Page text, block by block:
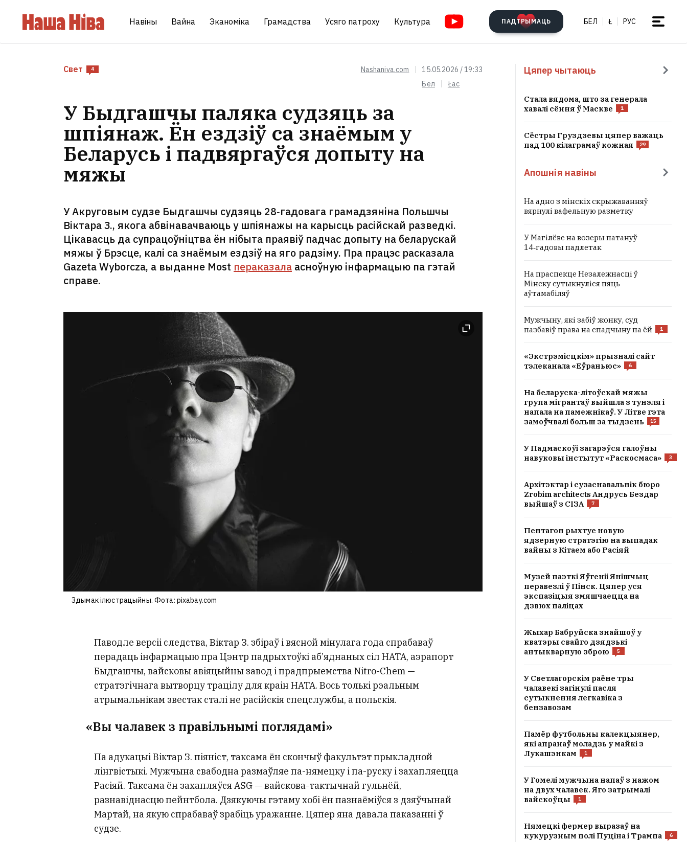
Навіны Вайна Эканоміка Грамадства Усяго патроху Культура ПАДТРЫМАЦЬ БЕЛ Ł РУС
Свет 4 Nashaniva.com
15.05.2026 / 19:33
Бел
Łac
У Быдгашчы паляка судзяць за
шпіянаж. Ён ездзіў са знаёмым у
Беларусь і падвяргаўся допыту на
мяжы
У Акруговым судзе Быдгашчы судзяць 28‑гадовага грамадзяніна Польшчы
Віктара З., якога абвінавачваюць у шпіянажы на карысць расійскай разведкі.
Цікавасць да супрацоўніцтва ён нібыта праявіў падчас допыту на беларускай
мяжы ў Брэсце, калі са знаёмым ездзіў на яго радзіму. Пра працэс расказала
Gazeta Wyborcza, а выданне Most пераказала асноўную інфармацыю па гэтай
справе.
Здымак ілюстрацыйны. Фота: pixabay.com
Паводле версіі следства, Віктар З. збіраў і вясной мінулага года спрабаваў
перадаць інфармацыю пра Цэнтр падрыхтоўкі аб’яднаных сіл НАТА, аэрапорт
Быдгашчы, вайсковы авіяцыйны завод і прадпрыемства Nitro-Chem —
стратэгічнага вытворцу трацілу для краін НАТА. Вось толькі рэальным
атрымальнікам звестак сталі не расійскія спецслужбы, а польскія.
«Вы чалавек з правільнымі поглядамі»
Па адукацыі Віктар З. піяніст, таксама ён скончыў факультэт прыкладной
лінгвістыкі. Мужчына свабодна размаўляе па-нямецку і па-руску і захапляецца
Расіяй. Таксама ён захапляўся ASG — вайскова-тактычнай гульнёй,
разнавіднасцю пейнтбола. Дзякуючы гэтаму хобі ён пазнаёміўся з дзяўчынай
Мартай, на якую спрабаваў зрабіць уражанне. Цяпер яна давала паказанні ў
судзе.
Цяпер чытаюць
Стала вядома, што за генерала
хавалі сёння ў Маскве
1
Сёстры Груздзевы цяпер важаць
пад 100 кілаграмаў кожная
29
Апошнія навіны
На адно з мінскіх скрыжаванняў
вярнулі вафельную разметку
У Магілёве на возеры патануў
14‑гадовы падлетак
На праспекце Незалежнасці ў
Мінску сутыкнуліся пяць
аўтамабіляў
Мужчыну, які забіў жонку, суд
пазбавіў права на спадчыну па ёй
1
«Экстрэмісцкім» прызналі сайт
тэлеканала «Еўраньюс»
6
На беларуска-літоўскай мяжы
група мігрантаў выйшла з тунэля і
напала на памежнікаў. У Літве гэта
замоўчвалі больш за тыдзень
15
У Падмаскоўі загарэўся галоўны
навуковы інстытут «Раскосмаса»
3
Архітэктар і сузаснавальнік бюро
Zrobim architects Андрусь Бездар
выйшаў з СІЗА
7
Пентагон рыхтуе новую
ядзерную стратэгію на выпадак
вайны з Кітаем або Расіяй
Музей паэткі Яўгеніі Янішчыц
перавезлі ў Пінск. Цяпер уся
экспазіцыя змяшчаецца на
дзвюх паліцах
Жыхар Бабруйска знайшоў у
кватэры свайго дзядзькі
антыкварную зброю
5
У Светлагорскім раёне тры
чалавекі загінулі пасля
сутыкнення легкавіка з
бензавозам
Памёр футбольны калекцыянер,
які апранаў моладзь у майкі з
Лукашэнкам
1
У Гомелі мужчына напаў з нажом
на двух чалавек. Яго затрымалі
вайскоўцы
1
Нямецкі фермер выразаў на
кукурузным полі Пуціна і Трампа
6